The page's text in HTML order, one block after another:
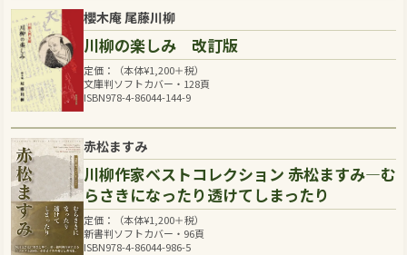
櫻木庵 尾藤川柳
川柳の楽しみ 改訂版
定価：（本体¥1,200＋税）
文庫判ソフトカバー・128頁
ISBN978-4-86044-144-9
赤松ますみ
川柳作家ベストコレクション 赤松ますみ―む
らさきになったり透けてしまったり
定価：（本体¥1,200＋税）
新書判ソフトカバー・96頁
ISBN978-4-86044-986-5